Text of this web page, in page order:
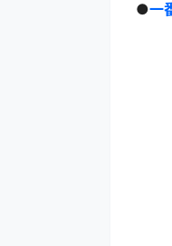
●一